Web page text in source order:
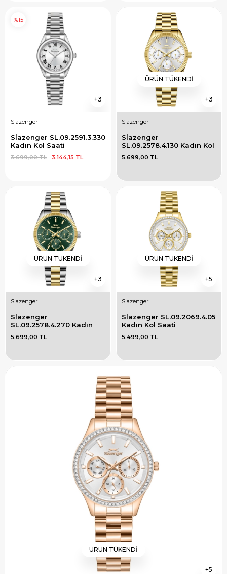
3
Slazenger
Slazenger SL.09.2591.3.330
Kadın Kol Saati
3.144,15 TL
3.699,00 TL
%15
3
ÜRÜN TÜKENDI
Slazenger
Slazenger
SL.09.2578.4.130 Kadın Kol
5.699,00 TL
3
ÜRÜN TÜKENDI
Slazenger
Slazenger
SL.09.2578.4.270 Kadın
5.699,00 TL
5
ÜRÜN TÜKENDI
Slazenger
Slazenger SL.09.2069.4.05
Kadın Kol Saati
5.499,00 TL
5
ÜRÜN TÜKENDI